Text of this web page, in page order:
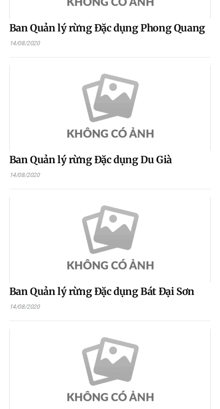
Ban Quản lý rừng Đặc dụng Phong Quang
14/08/2020
Ban Quản lý rừng Đặc dụng Du Già
14/08/2020
Ban Quản lý rừng Đặc dụng Bát Đại Sơn
14/08/2020